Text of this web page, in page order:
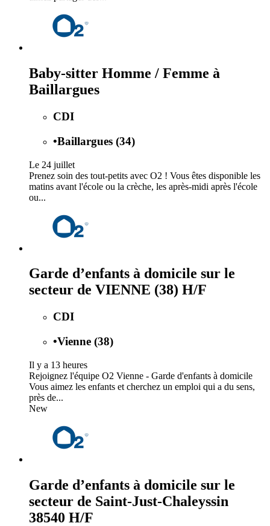
Baby-sitter Homme / Femme à
Baillargues
CDI
•Baillargues (34)
Le 24 juillet
Prenez soin des tout-petits avec O2 ! Vous êtes disponible les
matins avant l'école ou la crèche, les après-midi après l'école
ou...
Garde d’enfants à domicile sur le
secteur de VIENNE (38) H/F
CDI
•Vienne (38)
Il y a 13 heures
Rejoignez l'équipe O2 Vienne - Garde d'enfants à domicile
Vous aimez les enfants et cherchez un emploi qui a du sens,
près de...
New
Garde d’enfants à domicile sur le
secteur de Saint-Just-Chaleyssin
38540 H/F